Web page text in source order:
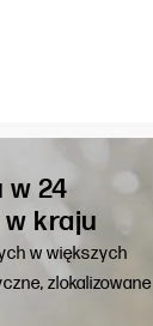
w 24
kraju
w większych
zlokalizowane